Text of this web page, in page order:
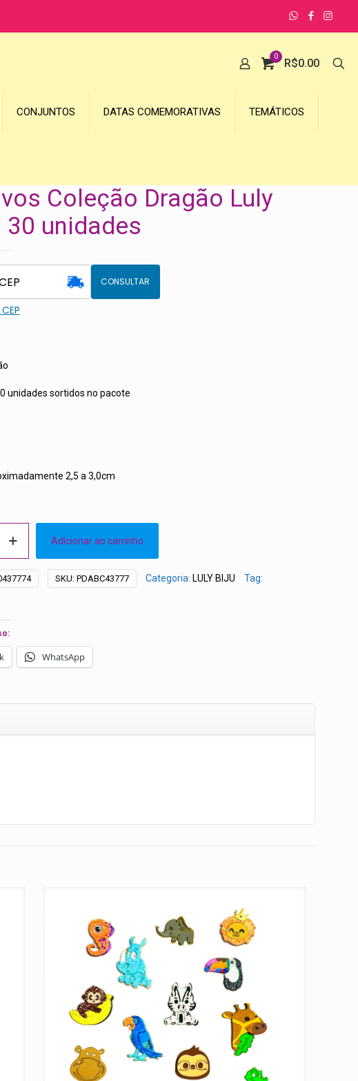
0
R$0.00
CONJUNTOS DATAS COMEMORATIVAS TEMÁTICOS
Coleção Dragão Luly
30 unidades
CONSULTAR
unidades sortidos no pacote
2,5 a 3,0cm
Adicionar ao carrinho
SKU: PDABC43777 Categoria: LULY BIJU Tag:
WhatsApp